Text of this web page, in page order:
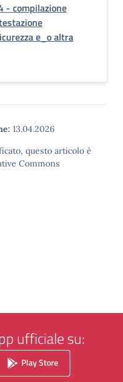
- compilazione
e_o altra
13.04.2026
questo articolo è
Commons
ufficiale su:
Play Store